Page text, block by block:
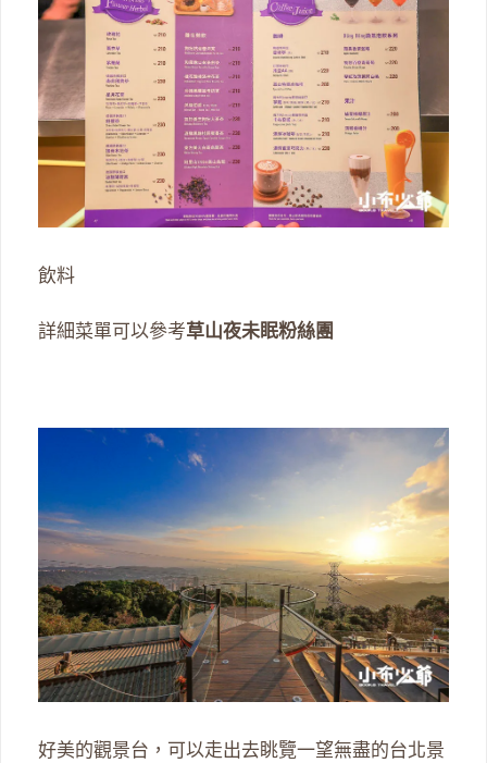
飲料
詳細菜單可以參考草山夜未眠粉絲團
好美的觀景台，可以走出去眺覽一望無盡的台北景